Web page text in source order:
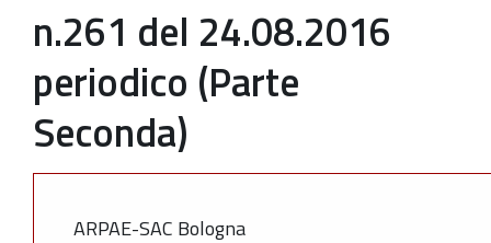
n.261 del 24.08.2016
periodico (Parte
Seconda)
ARPAE-SAC Bologna